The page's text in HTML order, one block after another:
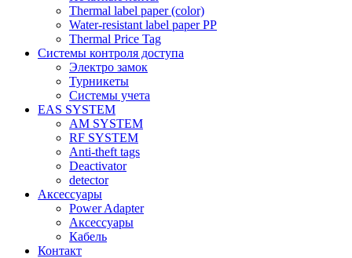
Thermal label paper (color)
Water-resistant label paper PP
Thermal Price Tag
Системы контроля доступа
Электро замок
Турникеты
Cистемы учета
EAS SYSTEM
AM SYSTEM
RF SYSTEM
Anti-theft tags
Deactivator
detector
Аксессуары
Power Adapter
Аксессуары
Кабель
Контакт